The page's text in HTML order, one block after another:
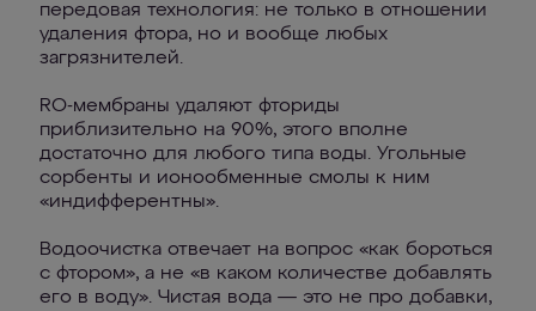
передовая технология: не только в отношении
удаления фтора, но и вообще любых
загрязнителей.
RO-мембраны удаляют фториды
приблизительно на 90%, этого вполне
достаточно для любого типа воды. Угольные
сорбенты и ионообменные смолы к ним
«индифферентны».
Водоочистка отвечает на вопрос «как бороться
с фтором», а не «в каком количестве добавлять
его в воду». Чистая вода — это не про добавки,